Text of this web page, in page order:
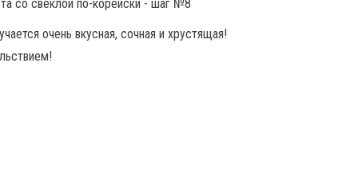
очень вкусная, сочная и хрустящая!